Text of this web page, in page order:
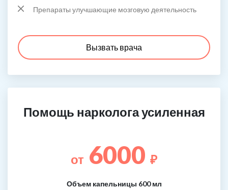
Препараты улучшающие мозговую деятельность
Вызвать врача
Помощь нарколога усиленная
от 6000 ₽
Объем капельницы 600 мл